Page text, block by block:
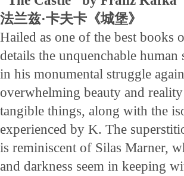
法兰兹·卡夫卡《城堡》
Hailed as one of the best
details the unquenchable
in his monumental struggle
overwhelming beauty and
tangible things, along with the
experienced by K. The
is reminiscent of Silas Marner,
and darkness seem in keeping